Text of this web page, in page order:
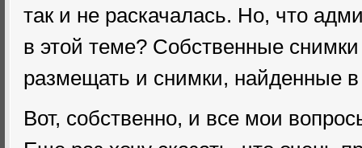
так и не раскачалась. Но, что
в этой теме? Собственные
размещать и снимки, найденные
Вот, собственно, и все мои